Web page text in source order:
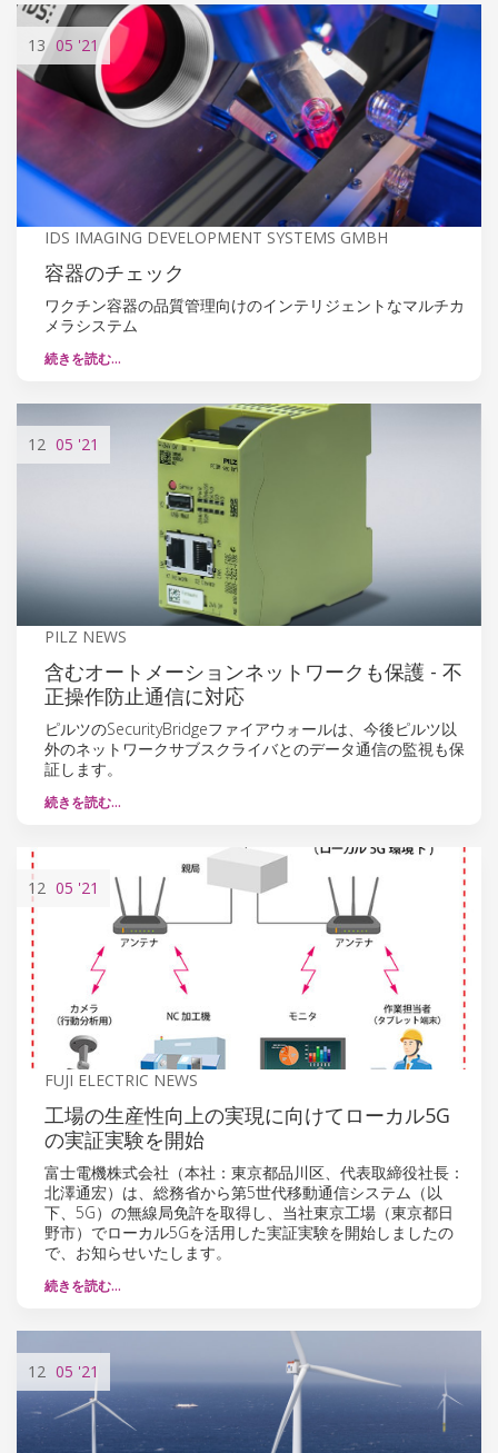
13 05 '21
IDS IMAGING DEVELOPMENT SYSTEMS GMBH
容器のチェック
ワクチン容器の品質管理向けのインテリジェントなマルチカ
メラシステム
続きを読む…
12 05 '21
PILZ NEWS
含むオートメーションネットワークも保護 - 不
正操作防止通信に対応
ピルツのSecurityBridgeファイアウォールは、今後ピルツ以
外のネットワークサブスクライバとのデータ通信の監視も保
証します。
続きを読む…
12 05 '21
FUJI ELECTRIC NEWS
工場の生産性向上の実現に向けてローカル5G
の実証実験を開始
富士電機株式会社（本社：東京都品川区、代表取締役社長：
北澤通宏）は、総務省から第5世代移動通信システム（以
下、5G）の無線局免許を取得し、当社東京工場（東京都日
野市）でローカル5Gを活用した実証実験を開始しましたの
で、お知らせいたします。
続きを読む…
12 05 '21